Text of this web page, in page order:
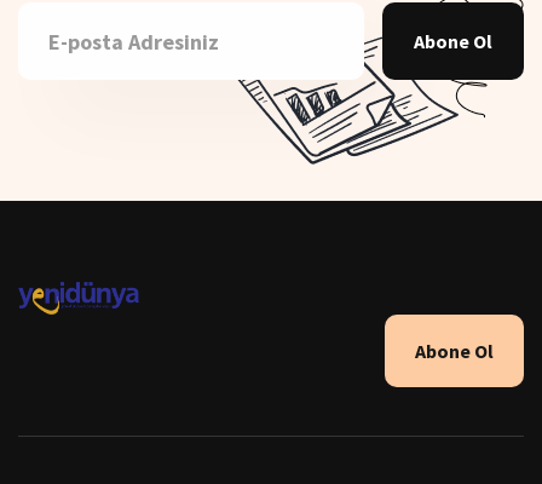
Abone Ol
Abone Ol